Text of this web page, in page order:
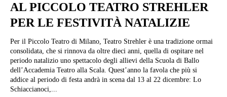
AL PICCOLO TEATRO STREHLER
PER LE FESTIVITÀ NATALIZIE
Per il Piccolo Teatro di Milano, Teatro Strehler è una tradizione ormai
consolidata, che si rinnova da oltre dieci anni, quella di ospitare nel
periodo natalizio uno spettacolo degli allievi della Scuola di Ballo
dell’Accademia Teatro alla Scala. Quest’anno la favola che più si
addice al periodo di festa andrà in scena dal 13 al 22 dicembre: Lo
Schiaccianoci,...